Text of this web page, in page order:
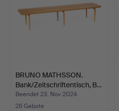
BRUNO MATHSSON.
Bank/Zeitschriftentisch, B…
Beendet 23. Nov 2024
26 Gebote